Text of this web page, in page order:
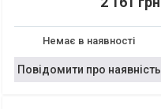
Немає в наявності
Повідомити про наявність